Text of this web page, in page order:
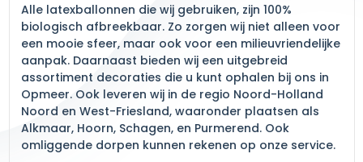
Alle latexballonnen die wij gebruiken, zijn 100%
biologisch afbreekbaar. Zo zorgen wij niet alleen voor
een mooie sfeer, maar ook voor een milieuvriendelijke
aanpak. Daarnaast bieden wij een uitgebreid
assortiment decoraties die u kunt ophalen bij ons in
Opmeer. Ook leveren wij in de regio Noord-Holland
Noord en West-Friesland, waaronder plaatsen als
Alkmaar, Hoorn, Schagen, en Purmerend. Ook
omliggende dorpen kunnen rekenen op onze service.